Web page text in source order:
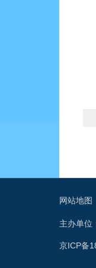
网站地图
主办单位
京ICP备